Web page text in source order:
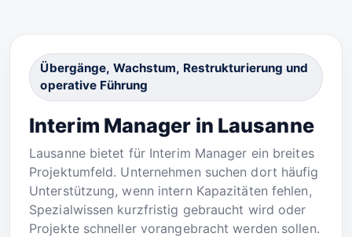
Übergänge, Wachstum, Restrukturierung und
operative Führung
Interim Manager in Lausanne
Lausanne bietet für Interim Manager ein breites
Projektumfeld. Unternehmen suchen dort häufig
Unterstützung, wenn intern Kapazitäten fehlen,
Spezialwissen kurzfristig gebraucht wird oder
Projekte schneller vorangebracht werden sollen.